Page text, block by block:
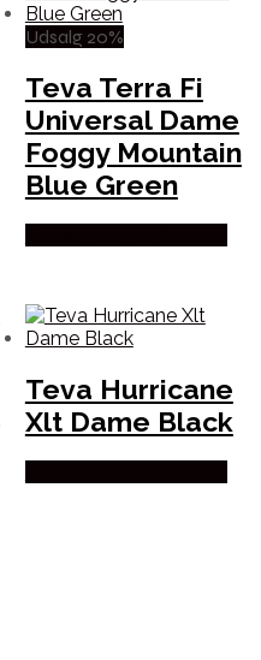
Udsalg 20%
Teva Terra Fi
Universal Dame
Foggy Mountain
Blue Green
Teva Hurricane
Xlt Dame Black